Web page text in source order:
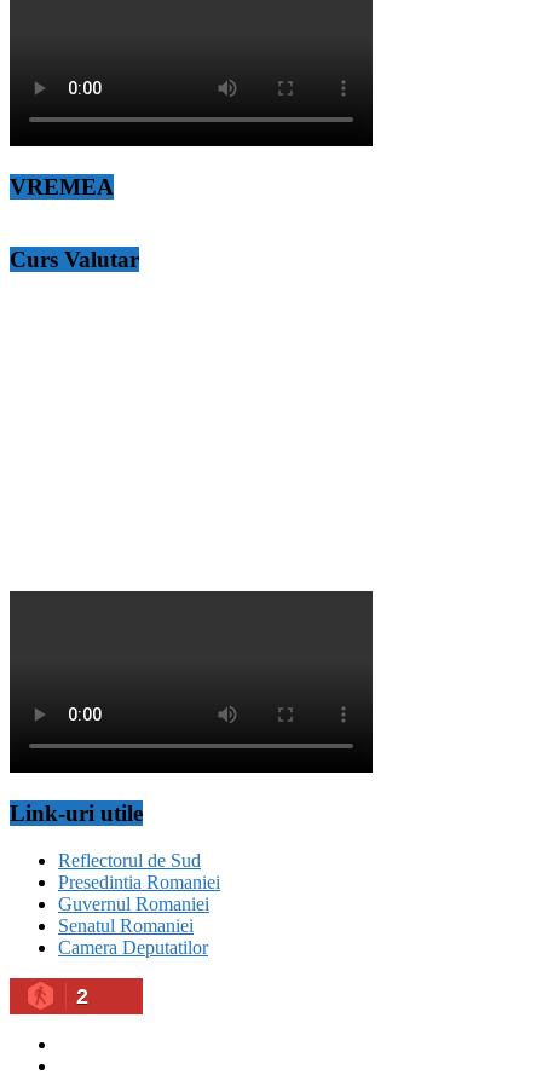
VREMEA
Curs Valutar
Link-uri utile
Reflectorul de Sud
Presedintia Romaniei
Guvernul Romaniei
Senatul Romaniei
Camera Deputatilor
2